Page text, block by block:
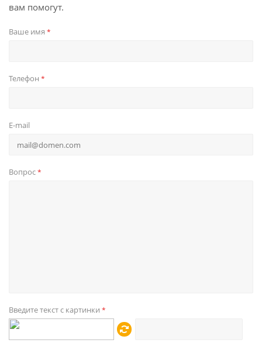
вам помогут.
Ваше имя *
Телефон *
E-mail
Вопрос*
Введите текст с картинки *